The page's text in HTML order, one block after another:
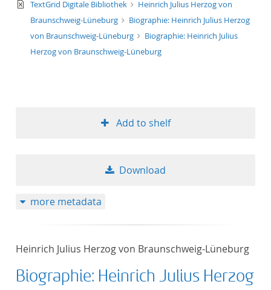
text/xml
TextGrid Digitale Bibliothek
Heinrich Julius Herzog von
Braunschweig-Lüneburg
Biographie: Heinrich Julius Herzog
von Braunschweig-Lüneburg
Biographie: Heinrich Julius
Herzog von Braunschweig-Lüneburg
Add to shelf
Download
more metadata
Heinrich Julius Herzog von Braunschweig-Lüneburg
Biographie: Heinrich Julius Herzog